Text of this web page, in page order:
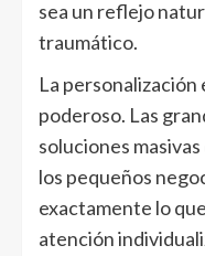
sea un reflejo
traumático.
La
poderoso. Las
soluciones
los pequeños
exactamente lo
atención